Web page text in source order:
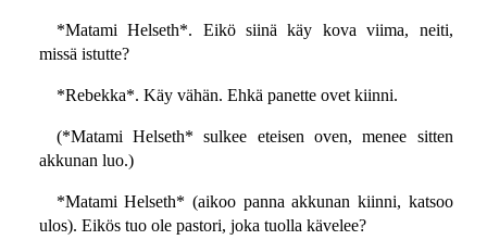
*Matami Helseth*. Eikö siinä käy kova viima, neiti,
missä istutte?
*Rebekka*. Käy vähän. Ehkä panette ovet kiinni.
(*Matami Helseth* sulkee eteisen oven, menee sitten
akkunan luo.)
*Matami Helseth* (aikoo panna akkunan kiinni, katsoo
ulos). Eikös tuo ole pastori, joka tuolla kävelee?